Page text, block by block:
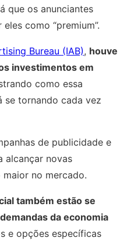
que os anunciantes
como “premium”.
Bureau (IAB), houve
investimentos em
como essa
se tornando cada vez
de publicidade e
alcançar novas
no mercado.
também estão se
da economia
e opções específicas